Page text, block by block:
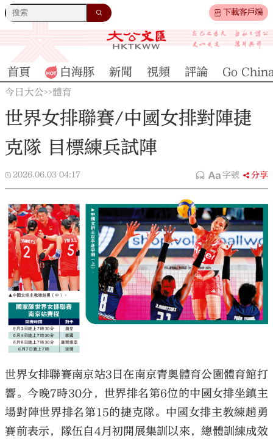
下載客戶端
首頁 白海豚 新聞 視頻 評論 Go
今日大公>>體育
世界女排聯賽/中國女排對陣捷
克隊 目標練兵試陣
2026.06.03 04:17 字號 分享
世界女排聯賽南京站3日在南京青奧體育公園體育館打
響。今晚7時30分，世界排名第6位的中國女排坐鎮主
場對陣世界排名第15的捷克隊。中國女排主教練趙勇
賽前表示，隊伍自4月初開展集訓以來，總體訓練成效